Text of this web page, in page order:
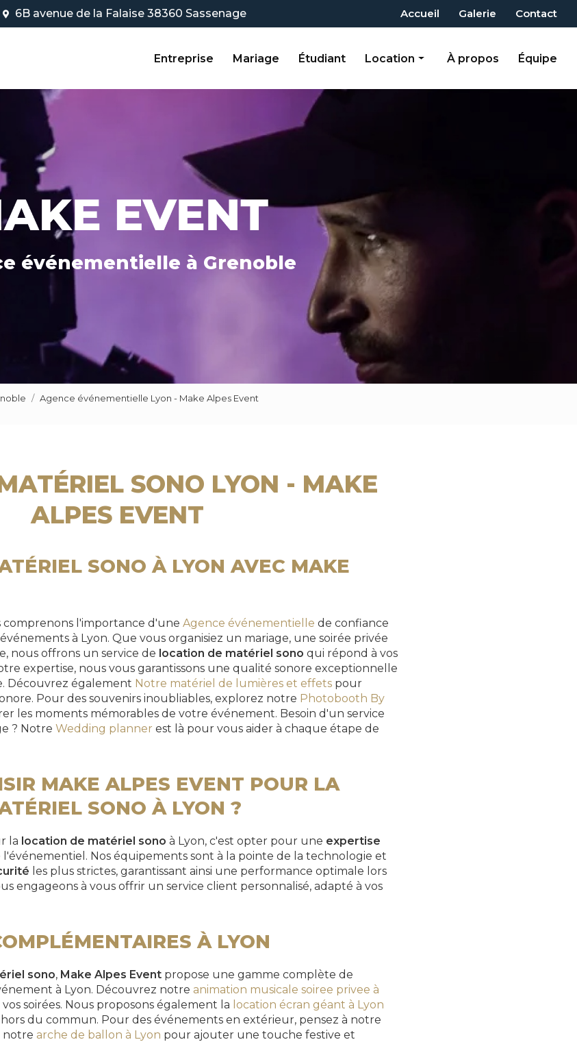
6B avenue de la Falaise 38360 Sassenage Accueil Galerie
Contact
Entreprise
Mariage Étudiant Location
Mobilier
Activités gonflables
Team-Building
Décorations
À propos Équipe
événementielle à Grenoble
Agence événementielle Lyon - Make Alpes Event
SONO LYON - MAKE
ALPES EVENT
SONO À LYON AVEC MAKE
comprenons l'importance d'une Agence événementielle de confiance
à Lyon. Que vous organisiez un mariage, une soirée privée
nous offrons un service de location de matériel sono qui répond à vos
expertise, nous vous garantissons une qualité sonore exceptionnelle
Découvrez également Notre matériel de lumières et effets pour
Pour des souvenirs inoubliables, explorez notre Photobooth By
les moments mémorables de votre événement. Besoin d'un service
? Notre Wedding planner est là pour vous aider à chaque étape de
MAKE ALPES EVENT POUR LA
SONO À LYON ?
la location de matériel sono à Lyon, c'est opter pour une expertise
l'événementiel. Nos équipements sont à la pointe de la technologie et
les plus strictes, garantissant ainsi une performance optimale lors
engageons à vous offrir un service client personnalisé, adapté à vos
À LYON
sono, Make Alpes Event propose une gamme complète de
à Lyon. Découvrez notre animation musicale soiree privee à
soirées. Nous proposons également la location écran géant à Lyon
du commun. Pour des événements en extérieur, pensez à notre
notre arche de ballon à Lyon pour ajouter une touche festive et